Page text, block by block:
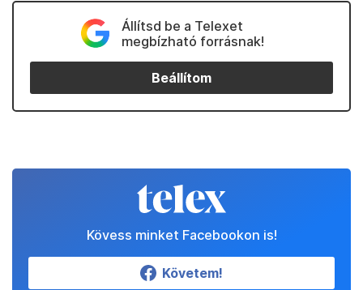
Állítsd be a Telexet
megbízható forrásnak!
Beállítom
Kövess minket Facebookon is!
Követem!